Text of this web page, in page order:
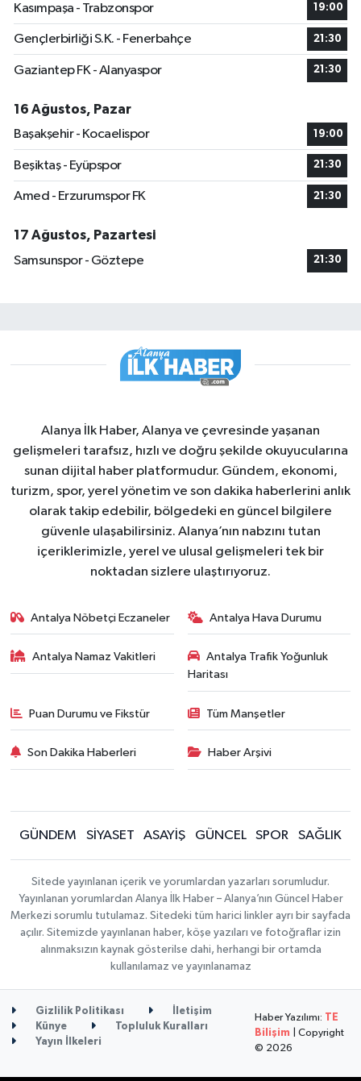
Kasımpaşa - Trabzonspor 19:00
Gençlerbirliği S.K. - Fenerbahçe 21:30
Gaziantep FK - Alanyaspor 21:30
16 Ağustos, Pazar
Başakşehir - Kocaelispor
19:00
Beşiktaş - Eyüpspor 21:30
Amed - Erzurumspor FK 21:30
17 Ağustos, Pazartesi
Samsunspor - Göztepe
21:30
Alanya İlk Haber, Alanya ve çevresinde yaşanan
gelişmeleri tarafsız, hızlı ve doğru şekilde okuyucularına
sunan dijital haber platformudur. Gündem, ekonomi,
turizm, spor, yerel yönetim ve son dakika haberlerini anlık
olarak takip edebilir, bölgedeki en güncel bilgilere
güvenle ulaşabilirsiniz. Alanya’nın nabzını tutan
içeriklerimizle, yerel ve ulusal gelişmeleri tek bir
noktadan sizlere ulaştırıyoruz.
Antalya Nöbetçi Eczaneler Antalya Hava Durumu
Antalya Namaz Vakitleri
Antalya Trafik Yoğunluk
Haritası
Puan Durumu ve Fikstür Tüm Manşetler
Son Dakika Haberleri Haber Arşivi
GÜNDEM SİYASET ASAYİŞ GÜNCEL SPOR SAĞLIK
Sitede yayınlanan içerik ve yorumlardan yazarları sorumludur.
Yayınlanan yorumlardan Alanya İlk Haber – Alanya’nın Güncel Haber
Merkezi sorumlu tutulamaz. Sitedeki tüm harici linkler ayrı bir sayfada
açılır. Sitemizde yayınlanan haber, köşe yazıları ve fotoğraflar izin
alınmaksızın kaynak gösterilse dahi, herhangi bir ortamda
kullanılamaz ve yayınlanamaz
Gizlilik Politikası
İletişim
Künye
Topluluk Kuralları
Yayın İlkeleri
Haber Yazılımı: TE
Bilişim | Copyright
© 2026